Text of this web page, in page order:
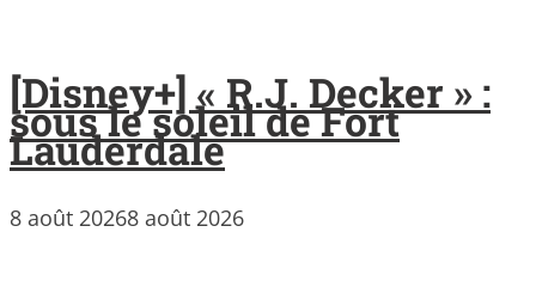
[Disney+] « R.J. Decker » :
sous le soleil de Fort
Lauderdale
8 août 20268 août 2026